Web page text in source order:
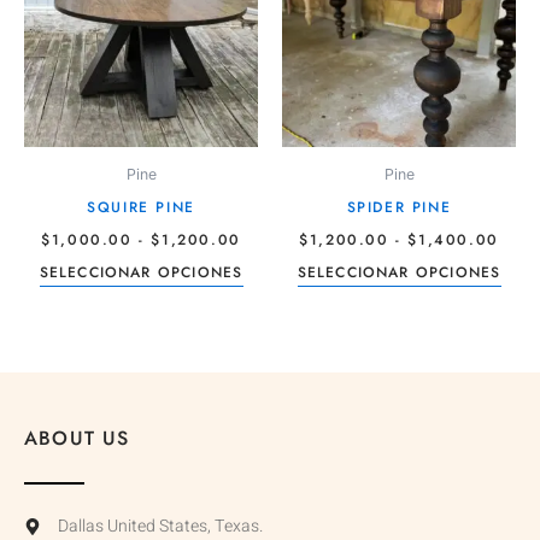
Pine
SQUIRE PINE
$1,000.00 - $1,200.00
HASTA
$1,200.00
SELECCIONAR OPCIONES
múltiples
variantes.
Las
opciones
se
Pine
SPIDER PINE
$1,200.00 - $1,400.00
SELECCIONAR OPCIONES
Las
se
ABOUT US
Dallas United States, Texas.